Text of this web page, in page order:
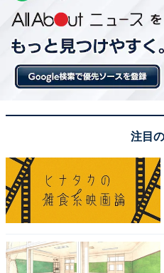
まれています。
回答者からは、「牛角に行く
きです。臭みもなくおいし
「薄切りのベーシックなタ
性に食べたくなる味（30代
ず厚すぎず丁度良いし、味
県）」などの声が集まりま
※回答者のコメントは原文マ
この記事の筆者：福島 ゆき
アニメや漫画のレビュー、
注目